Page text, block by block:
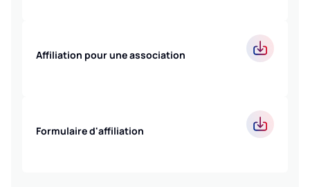
Affiliation pour une association
Formulaire d'affiliation